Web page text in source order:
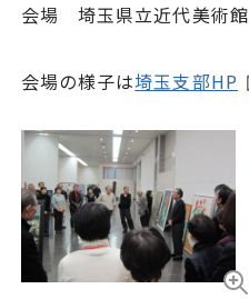
会場 埼玉県立近代美術館
会場の様子は埼玉支部HP